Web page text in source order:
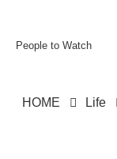
People to Watch
HOME Life